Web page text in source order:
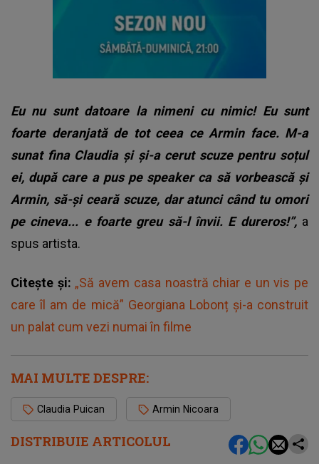
DISTRIBUIE ARTICOLUL
Eu nu sunt datoare la nimeni cu nimic! Eu sunt
foarte deranjată de tot ceea ce Armin face. M-a
sunat fina Claudia și și-a cerut scuze pentru soțul
ei, după care a pus pe speaker ca să vorbească și
Armin, să-și ceară scuze, dar atunci când tu omori
pe cineva... e foarte greu să-l învii. E dureros!”, a
spus artista.
Citește și: „Să avem casa noastră chiar e un vis pe
care îl am de mică” Georgiana Lobonț și-a construit
un palat cum vezi numai în filme
MAI MULTE DESPRE:
Claudia Puican Armin Nicoara